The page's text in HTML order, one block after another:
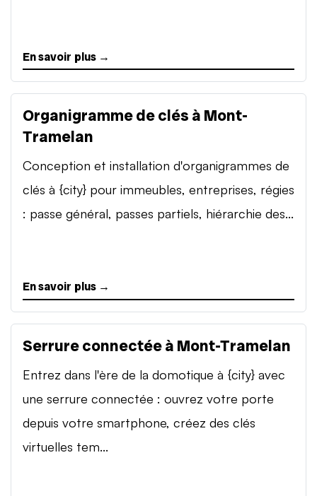
En savoir plus →
Organigramme de clés à Mont-
Tramelan
Conception et installation d'organigrammes de
clés à {city} pour immeubles, entreprises, régies
: passe général, passes partiels, hiérarchie des...
En savoir plus →
Serrure connectée à Mont-Tramelan
Entrez dans l'ère de la domotique à {city} avec
une serrure connectée : ouvrez votre porte
depuis votre smartphone, créez des clés
virtuelles tem...